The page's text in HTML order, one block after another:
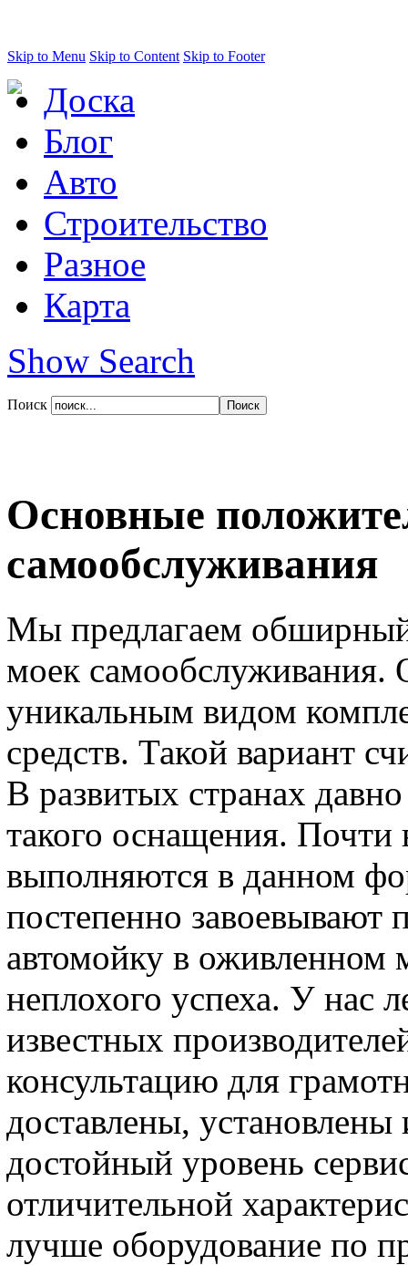
Skip to Menu Skip to Content Skip to Footer
Доска
Блог
Авто
Строительство
Разное
Карта
Show Search
Поиск
Основные
самообслуживания
Мы предлагаем
моек
уникальным видом
средств. Такой вариант
В развитых странах
такого оснащения. Почти
выполняются в данном
постепенно завоевывают
автомойку в оживленном
неплохого успеха. У нас
известных
консультацию для
доставлены, установлены
достойный уровень
отличительной
лучше оборудование по